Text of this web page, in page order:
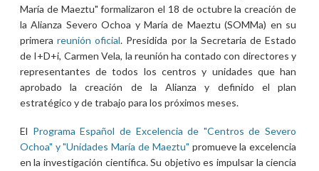
María de Maeztu" formalizaron el 18 de octubre la creación de
la Alianza Severo Ochoa y María de Maeztu (SOMMa) en su
primerareunión oficial. Presidida por la Secretaria de Estado
de I+D+i, Carmen Vela, la reunión ha contado con directores y
representantes de todos los centros y unidades que han
aprobado la creación de la Alianza y definido el plan
estratégico y de trabajo para los próximos meses.
El Programa Español de Excelencia de "Centros de Severo
Ochoa" y "Unidades María de Maeztu" promueve la excelencia
en la investigación científica. Su objetivo es impulsar la ciencia